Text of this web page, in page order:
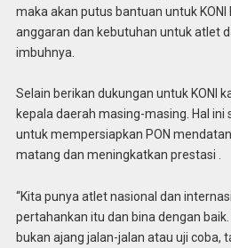
maka akan putus bantuan untuk KONI
anggaran dan kebutuhan untuk atlet
imbuhnya.
Selain berikan dukungan untuk KONI
kepala daerah masing-masing. Hal
untuk mempersiapkan PON
matang dan meningkatkan prestasi .
“Kita punya atlet nasional dan
pertahankan itu dan bina dengan
bukan ajang jalan-jalan atau uji coba,